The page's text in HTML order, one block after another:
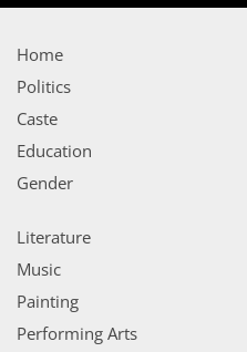
Home
Politics
Caste
Education
Gender
Literature
Music
Painting
Performing Arts